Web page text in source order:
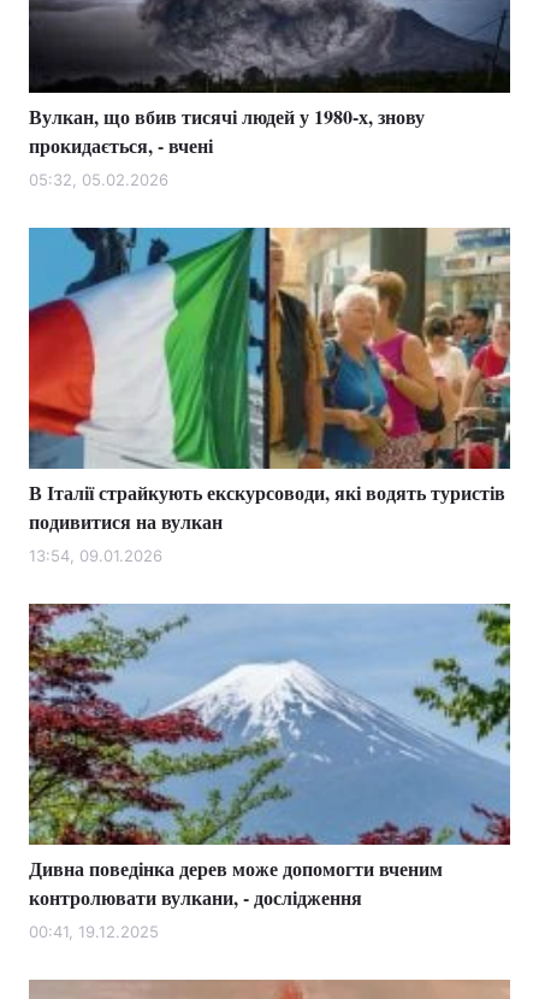
Вулкан, що вбив тисячі людей у 1980-х, знову
прокидається, - вчені
05:32, 05.02.2026
В Італії страйкують екскурсоводи, які водять туристів
подивитися на вулкан
13:54, 09.01.2026
Дивна поведінка дерев може допомогти вченим
контролювати вулкани, - дослідження
00:41, 19.12.2025